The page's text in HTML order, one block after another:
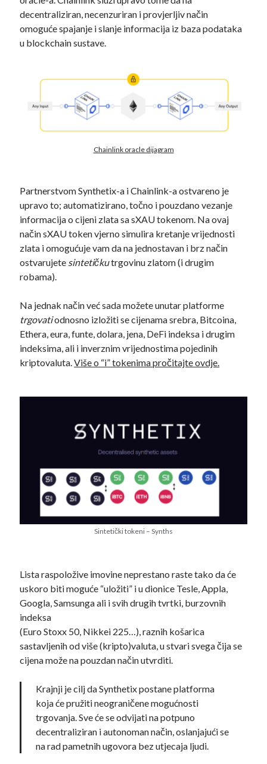
decentraliziran, necenzuriran i provjerljiv način
omoguće spajanje i slanje informacija iz baza podataka
u blockchain sustave.
Chainlink oracle dijagram
Partnerstvom Synthetix-a i Chainlink-a ostvareno je
upravo to; automatizirano, točno i pouzdano vezanje
informacija o cijeni zlata sa sXAU tokenom. Na ovaj
način sXAU token vjerno simulira kretanje vrijednosti
zlata i omogućuje vam da na jednostavan i brz način
ostvarujete sintetičkutrgovinu zlatom (i drugim
robama).
Na jednak način već sada možete unutar platforme
trgovatiodnosno izložiti se cijenama srebra, Bitcoina,
Ethera, eura, funte, dolara, jena, DeFi indeksa i drugim
indeksima, ali i inverznim vrijednostima pojedinih
kriptovaluta.Više o “i” tokenima pročitajte ovdje.
Sintetički tokeni – Synths
Lista raspoložive imovine neprestano raste tako da će
uskoro biti moguće “uložiti” i u dionice Tesle, Appla,
Googla, Samsunga ali i svih drugih tvrtki, burzovnih
indeksa
(Euro Stoxx 50, Nikkei 225…), raznih košarica
sastavljenih od više (kripto)valuta, u stvari svega čija se
cijena može na pouzdan način utvrditi.
Krajnji je cilj da Synthetix postane platforma
koja će pružiti neograničene mogućnosti
trgovanja. Sve će se odvijati na potpuno
decentraliziran i autonoman način, oslanjajući se
na rad pametnih ugovora bez utjecaja ljudi.